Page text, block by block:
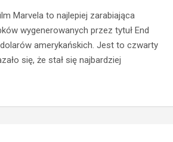
Marvela to najlepiej zarabiająca
wygenerowanych przez tytuł End
amerykańskich. Jest to czwarty
się, że stał się najbardziej